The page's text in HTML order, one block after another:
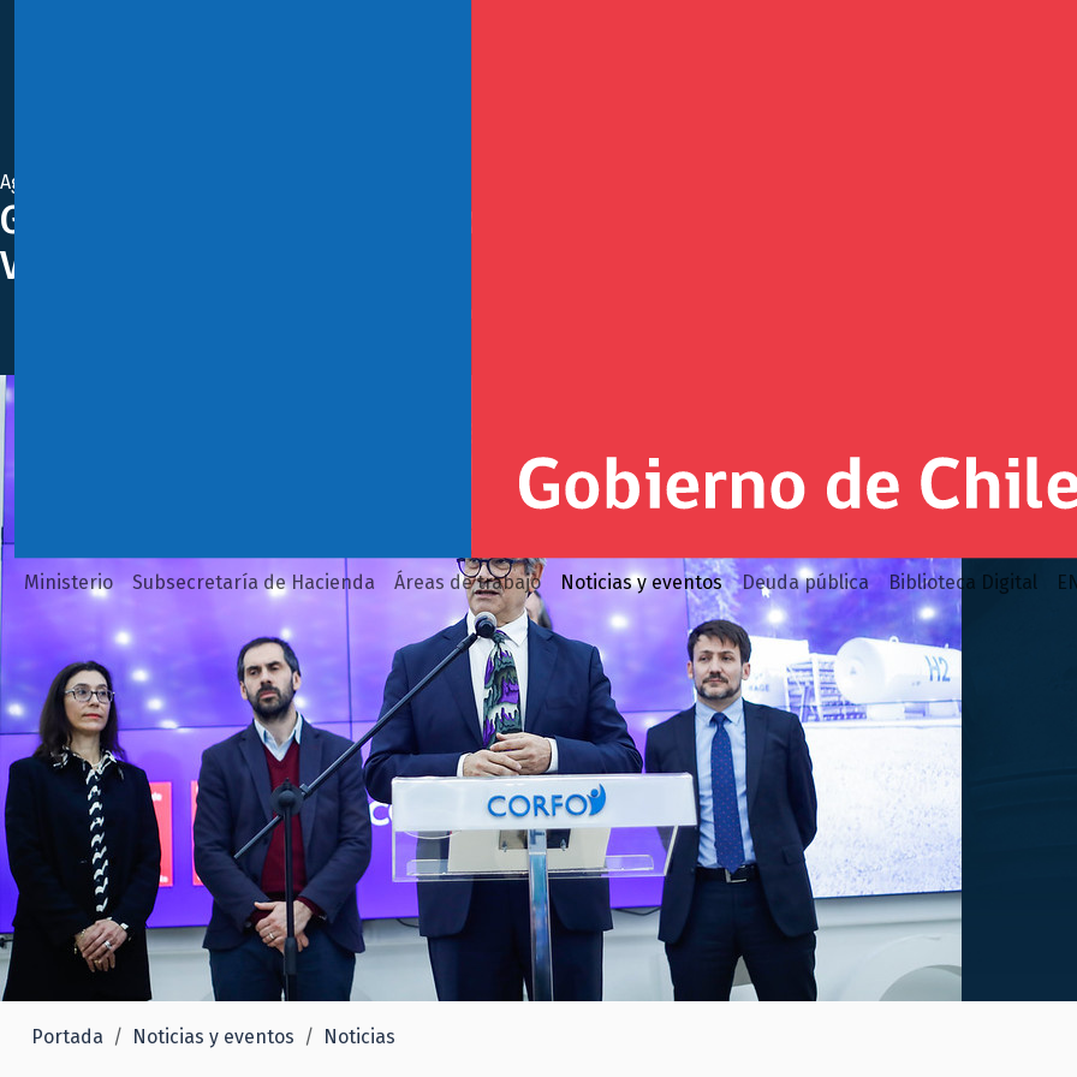
Ministerio Subsecretaría de Hacienda Áreas de trabajo Noticias y eventos Deuda pública Biblioteca Digital
Agosto 19, 2025
Gobierno ingresa proyecto que incorpora incentivos
Verde
Portada Noticias y eventos Noticias